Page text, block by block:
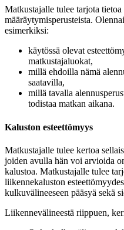
Matkustajalle tulee tarjota
määräytymisperusteista.
esimerkiksi:
käytössä olevat
matkustajaluokat,
millä ehdoilla nämä
saatavilla,
millä tavalla
todistaa matkan aikana.
Kaluston esteettömyys
Matkustajalle tulee kertoa
joiden avulla hän voi arvioida
kalustoa. Matkustajalle tulee
liikennekaluston
kulkuvälineeseen pääsyä sekä
Liikennevälineestä riippuen,